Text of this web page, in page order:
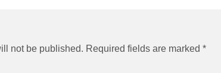
not be published. Required fields are marked *